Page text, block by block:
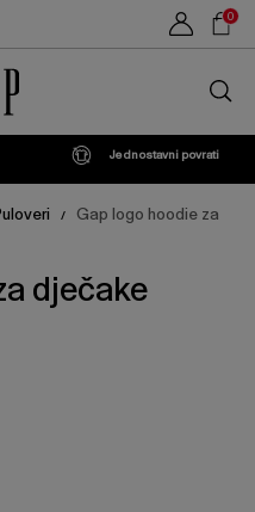
0
trgovini
Jednostavni povrati
/
Gap logo hoodie za
dječake